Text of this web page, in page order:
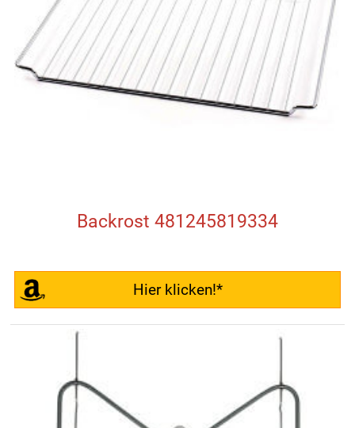
Backrost 481245819334
Hier klicken!*